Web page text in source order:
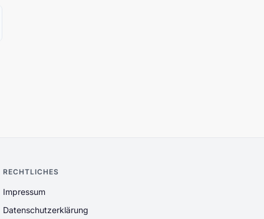
RECHTLICHES
Impressum
Datenschutzerklärung